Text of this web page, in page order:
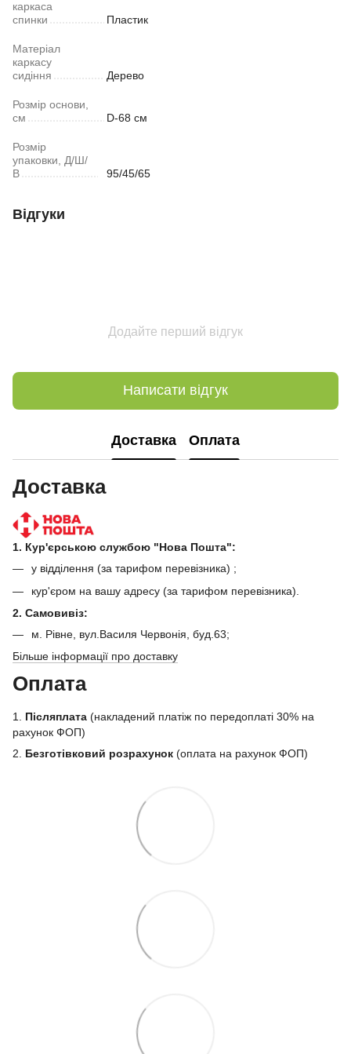
каркаса
спинки
Пластик
Матеріал
каркасу
сидіння
Дерево
Розмір основи,
см
D-68 см
Розмір
упаковки, Д/Ш/
В
95/45/65
Відгуки
Додайте перший відгук
Написати відгук
Доставка Оплата
Доставка
1. Кур'єрською службою "Нова Пошта":
у відділення (за тарифом перевізника) ;
кур'єром на вашу адресу (за тарифом перевізника).
2. Самовивіз:
м. Рівне, вул.Василя Червонія, буд.63;
Більше інформації про доставку
Оплата
1. Післяплата (накладений платіж по передоплаті 30% на
рахунок ФОП)
2. Безготівковий розрахунок (оплата на рахунок ФОП)